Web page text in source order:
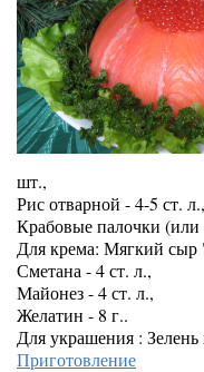
шт.,
Рис отварной - 4-5 ст. л.,
Крабовые палочки (или
Для крема: Мягкий
Сметана - 4 ст. л.,
Майонез - 4 ст. л.,
Желатин - 8 г..
Для украшения :
Приготовление